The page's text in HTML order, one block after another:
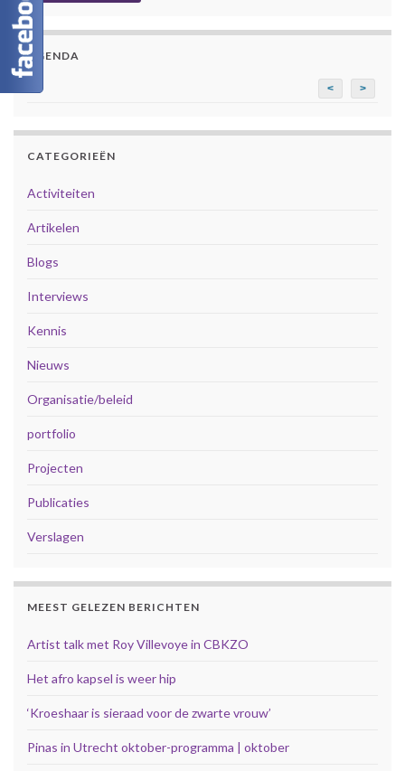
AGENDA
< >
CATEGORIEËN
Activiteiten
Artikelen
Blogs
Interviews
Kennis
Nieuws
Organisatie/beleid
portfolio
Projecten
Publicaties
Verslagen
MEEST GELEZEN BERICHTEN
Artist talk met Roy Villevoye in CBKZO
Het afro kapsel is weer hip
‘Kroeshaar is sieraad voor de zwarte vrouw’
Pinas in Utrecht oktober-programma | oktober